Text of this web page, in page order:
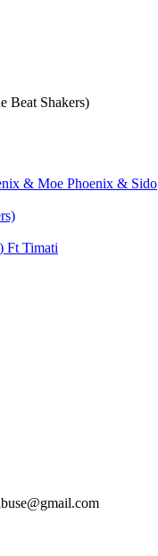
Beat Shakers)
& Moe Phoenix & Sido
Ft Timati